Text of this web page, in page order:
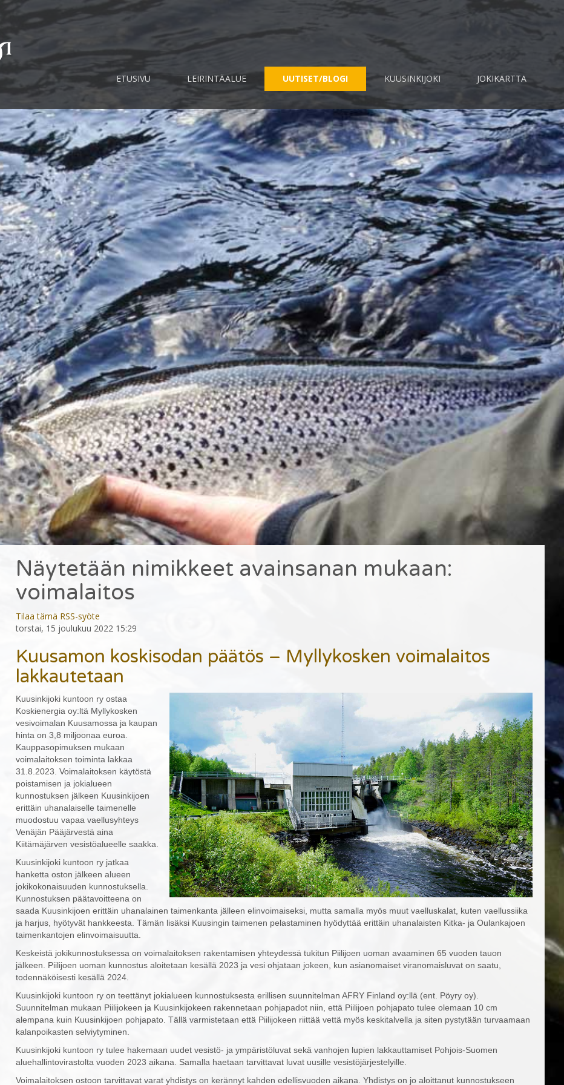
ETUSIVU LEIRINTÄALUE UUTISET/BLOGI KUUSINKIJOKI JOKIKARTTA
Näytetään nimikkeet avainsanan mukaan:
voimalaitos
Tilaa tämä RSS-syöte
torstai, 15 joulukuu 2022 15:29
Kuusamon koskisodan päätös – Myllykosken voimalaitos
lakkautetaan
Kuusinkijoki kuntoon ry ostaa
Koskienergia oy:ltä Myllykosken
vesivoimalan Kuusamossa ja kaupan
hinta on 3,8 miljoonaa euroa.
Kauppasopimuksen mukaan
voimalaitoksen toiminta lakkaa
31.8.2023. Voimalaitoksen käytöstä
poistamisen ja jokialueen
kunnostuksen jälkeen Kuusinkijoen
erittäin uhanalaiselle taimenelle
muodostuu vapaa vaellusyhteys
Venäjän Pääjärvestä aina
Kiitämäjärven vesistöalueelle saakka.
Kuusinkijoki kuntoon ry jatkaa
hanketta oston jälkeen alueen
jokikokonaisuuden kunnostuksella.
Kunnostuksen päätavoitteena on
saada Kuusinkijoen erittäin uhanalainen taimenkanta jälleen elinvoimaiseksi, mutta samalla myös muut vaelluskalat, kuten vaellussiika
ja harjus, hyötyvät hankkeesta. Tämän lisäksi Kuusingin taimenen pelastaminen hyödyttää erittäin uhanalaisten Kitka- ja Oulankajoen
taimenkantojen elinvoimaisuutta.
Keskeistä jokikunnostuksessa on voimalaitoksen rakentamisen yhteydessä tukitun Piilijoen uoman avaaminen 65 vuoden tauon
jälkeen. Piilijoen uoman kunnostus aloitetaan kesällä 2023 ja vesi ohjataan jokeen, kun asianomaiset viranomaisluvat on saatu,
todennäköisesti kesällä 2024.
Kuusinkijoki kuntoon ry on teettänyt jokialueen kunnostuksesta erillisen suunnitelman AFRY Finland oy:llä (ent. Pöyry oy).
Suunnitelman mukaan Piilijokeen ja Kuusinkijokeen rakennetaan pohjapadot niin, että Piilijoen pohjapato tulee olemaan 10 cm
alempana kuin Kuusinkijoen pohjapato. Tällä varmistetaan että Piilijokeen riittää vettä myös keskitalvella ja siten pystytään turvaamaan
kalanpoikasten selviytyminen.
Kuusinkijoki kuntoon ry tulee hakemaan uudet vesistö- ja ympäristöluvat sekä vanhojen lupien lakkauttamiset Pohjois-Suomen
aluehallintovirastolta vuoden 2023 aikana. Samalla haetaan tarvittavat luvat uusille vesistöjärjestelyille.
Voimalaitoksen ostoon tarvittavat varat yhdistys on kerännyt kahden edellisvuoden aikana. Yhdistys on jo aloittanut kunnostukseen